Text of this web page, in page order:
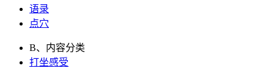
语录
点穴
B、内容分类
打坐感受